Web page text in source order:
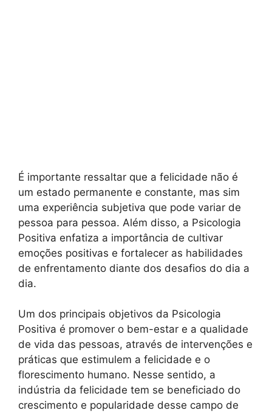
É importante ressaltar que a felicidade não é
um estado permanente e constante, mas sim
uma experiência subjetiva que pode variar de
pessoa para pessoa. Além disso, a Psicologia
Positiva enfatiza a importância de cultivar
emoções positivas e fortalecer as habilidades
de enfrentamento diante dos desafios do dia a
dia.
Um dos principais objetivos da Psicologia
Positiva é promover o bem-estar e a qualidade
de vida das pessoas, através de intervenções e
práticas que estimulem a felicidade e o
florescimento humano. Nesse sentido, a
indústria da felicidade tem se beneficiado do
crescimento e popularidade desse campo de